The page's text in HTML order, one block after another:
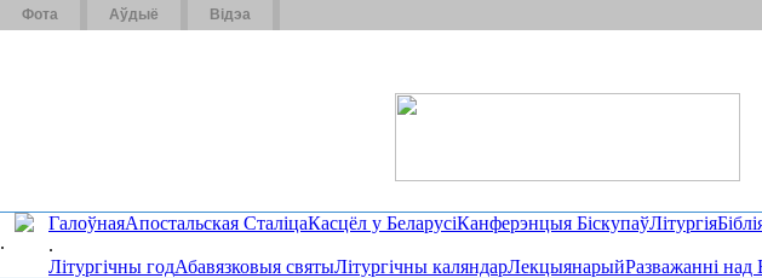
Фота Аўдыё Відэа
.
ГалоўнаяАпостальская СталіцаКасцёл у БеларусіКанферэнцыя БіскупаўЛітургія
.
Літургічны годАбавязковыя святыЛітургічны каляндарЛекцыянарыйРазважанні